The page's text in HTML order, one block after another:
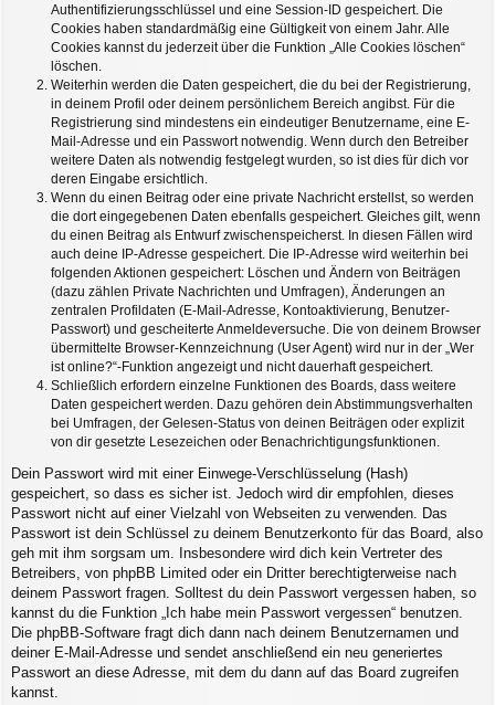
Authentifizierungsschlüssel und eine Session-ID gespeichert. Die
Cookies haben standardmäßig eine Gültigkeit von einem Jahr. Alle
Cookies kannst du jederzeit über die Funktion „Alle Cookies löschen“
löschen.
Weiterhin werden die Daten gespeichert, die du bei der Registrierung,
in deinem Profil oder deinem persönlichem Bereich angibst. Für die
Registrierung sind mindestens ein eindeutiger Benutzername, eine E-
Mail-Adresse und ein Passwort notwendig. Wenn durch den Betreiber
weitere Daten als notwendig festgelegt wurden, so ist dies für dich vor
deren Eingabe ersichtlich.
Wenn du einen Beitrag oder eine private Nachricht erstellst, so werden
die dort eingegebenen Daten ebenfalls gespeichert. Gleiches gilt, wenn
du einen Beitrag als Entwurf zwischenspeicherst. In diesen Fällen wird
auch deine IP-Adresse gespeichert. Die IP-Adresse wird weiterhin bei
folgenden Aktionen gespeichert: Löschen und Ändern von Beiträgen
(dazu zählen Private Nachrichten und Umfragen), Änderungen an
zentralen Profildaten (E-Mail-Adresse, Kontoaktivierung, Benutzer-
Passwort) und gescheiterte Anmeldeversuche. Die von deinem Browser
übermittelte Browser-Kennzeichnung (User Agent) wird nur in der „Wer
ist online?“-Funktion angezeigt und nicht dauerhaft gespeichert.
Schließlich erfordern einzelne Funktionen des Boards, dass weitere
Daten gespeichert werden. Dazu gehören dein Abstimmungsverhalten
bei Umfragen, der Gelesen-Status von deinen Beiträgen oder explizit
von dir gesetzte Lesezeichen oder Benachrichtigungsfunktionen.
Dein Passwort wird mit einer Einwege-Verschlüsselung (Hash)
gespeichert, so dass es sicher ist. Jedoch wird dir empfohlen, dieses
Passwort nicht auf einer Vielzahl von Webseiten zu verwenden. Das
Passwort ist dein Schlüssel zu deinem Benutzerkonto für das Board, also
geh mit ihm sorgsam um. Insbesondere wird dich kein Vertreter des
Betreibers, von phpBB Limited oder ein Dritter berechtigterweise nach
deinem Passwort fragen. Solltest du dein Passwort vergessen haben, so
kannst du die Funktion „Ich habe mein Passwort vergessen“ benutzen.
Die phpBB-Software fragt dich dann nach deinem Benutzernamen und
deiner E-Mail-Adresse und sendet anschließend ein neu generiertes
Passwort an diese Adresse, mit dem du dann auf das Board zugreifen
kannst.